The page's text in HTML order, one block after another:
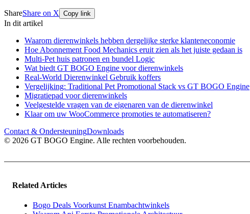
ShareShare on X Copy link
In dit artikel
Waarom dierenwinkels hebben dergelijke sterke klanteneconomie
Hoe Abonnement Food Mechanics eruit zien als het juiste gedaan is
Multi-Pet huis patronen en bundel Logic
Wat biedt GT BOGO Engine voor dierenwinkels
Real-World Dierenwinkel Gebruik koffers
Vergelijking: Traditional Pet Promotional Stack vs GT BOGO Engine
Migratiepad voor dierenwinkels
Veelgestelde vragen van de eigenaren van de dierenwinkel
Klaar om uw WooCommerce promoties te automatiseren?
Contact & OndersteuningDownloads
© 2026 GT BOGO Engine. Alle rechten voorbehouden.
Related Articles
Bogo Deals Voorkunst Enambachtwinkels